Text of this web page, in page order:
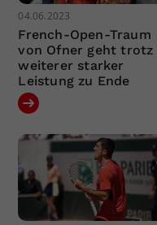
04.06.2023
French-Open-Traum
von Ofner geht trotz
weiterer starker
Leistung zu Ende